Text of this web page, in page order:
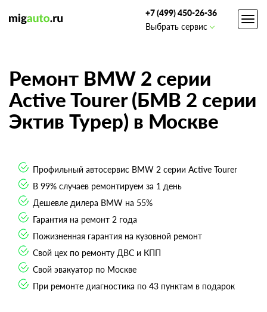
+7 (499) 450-26-36
Выбрать сервис
Ремонт BMW 2 серии
Active Tourer (БМВ 2 серии
Эктив Турер) в Москве
Профильный автосервис BMW 2 серии Active Tourer
В 99% случаев ремонтируем за 1 день
Дешевле дилера BMW на 55%
Гарантия на ремонт 2 года
Пожизненная гарантия на кузовной ремонт
Свой цех по ремонту ДВС и КПП
Свой эвакуатор по Москве
При ремонте диагностика по 43 пунктам в подарок